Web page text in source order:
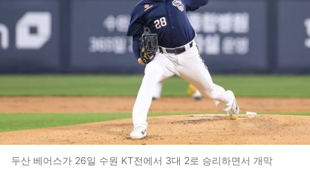
두산 베어스가 26일 수원 KT전에서 3대 2로 승리하면서 개막